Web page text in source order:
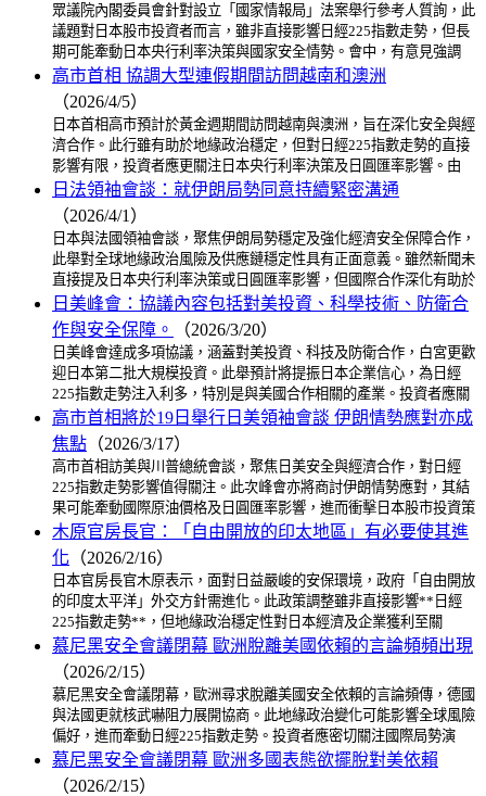
眾議院內閣委員會針對設立「國家情報局」法案舉行參考人質詢，此
議題對日本股市投資者而言，雖非直接影響日經225指數走勢，但長
期可能牽動日本央行利率決策與國家安全情勢。會中，有意見強調
高市首相 協調大型連假期間訪問越南和澳洲
（2026/4/5）
日本首相高市預計於黃金週期間訪問越南與澳洲，旨在深化安全與經
濟合作。此行雖有助於地緣政治穩定，但對日經225指數走勢的直接
影響有限，投資者應更關注日本央行利率決策及日圓匯率影響。由
日法領袖會談：就伊朗局勢同意持續緊密溝通
（2026/4/1）
日本與法國領袖會談，聚焦伊朗局勢穩定及強化經濟安全保障合作，
此舉對全球地緣政治風險及供應鏈穩定性具有正面意義。雖然新聞未
直接提及日本央行利率決策或日圓匯率影響，但國際合作深化有助於
日美峰會：協議內容包括對美投資、科學技術、防衛合
作與安全保障。
（2026/3/20）
日美峰會達成多項協議，涵蓋對美投資、科技及防衛合作，白宮更歡
迎日本第二批大規模投資。此舉預計將提振日本企業信心，為日經
225指數走勢注入利多，特別是與美國合作相關的產業。投資者應關
高市首相將於19日舉行日美領袖會談 伊朗情勢應對亦成
焦點 （2026/3/17）
高市首相訪美與川普總統會談，聚焦日美安全與經濟合作，對日經
225指數走勢影響值得關注。此次峰會亦將商討伊朗情勢應對，其結
果可能牽動國際原油價格及日圓匯率影響，進而衝擊日本股市投資策
木原官房長官：「自由開放的印太地區」有必要使其進
化 （2026/2/16）
日本官房長官木原表示，面對日益嚴峻的安保環境，政府「自由開放
的印度太平洋」外交方針需進化。此政策調整雖非直接影響**日經
225指數走勢**，但地緣政治穩定性對日本經濟及企業獲利至關
慕尼黑安全會議閉幕 歐洲脫離美國依賴的言論頻頻出現
（2026/2/15）
慕尼黑安全會議閉幕，歐洲尋求脫離美國安全依賴的言論頻傳，德國
與法國更就核武嚇阻力展開協商。此地緣政治變化可能影響全球風險
偏好，進而牽動日經225指數走勢。投資者應密切關注國際局勢演
慕尼黑安全會議閉幕 歐洲多國表態欲擺脫對美依賴
（2026/2/15）